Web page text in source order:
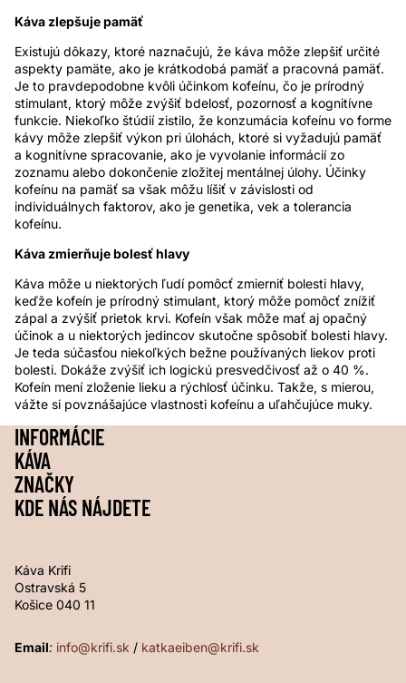
Káva zlepšuje pamäť
Existujú dôkazy, ktoré naznačujú, že káva môže zlepšiť určité
aspekty pamäte, ako je krátkodobá pamäť a pracovná pamäť.
Je to pravdepodobne kvôli účinkom kofeínu, čo je prírodný
stimulant, ktorý môže zvýšiť bdelosť, pozornosť a kognitívne
funkcie. Niekoľko štúdií zistilo, že konzumácia kofeínu vo forme
kávy môže zlepšiť výkon pri úlohách, ktoré si vyžadujú pamäť
a kognitívne spracovanie, ako je vyvolanie informácií zo
zoznamu alebo dokončenie zložitej mentálnej úlohy. Účinky
kofeínu na pamäť sa však môžu líšiť v závislosti od
individuálnych faktorov, ako je genetika, vek a tolerancia
kofeínu.
Káva zmierňuje bolesť hlavy
Káva môže u niektorých ľudí pomôcť zmierniť bolesti hlavy,
keďže kofeín je prírodný stimulant, ktorý môže pomôcť znížiť
zápal a zvýšiť prietok krvi. Kofeín však môže mať aj opačný
účinok a u niektorých jedincov skutočne spôsobiť bolesti hlavy.
Je teda súčasťou niekoľkých bežne používaných liekov proti
bolesti. Dokáže zvýšiť ich logickú presvedčivosť až o 40 %.
Kofeín mení zloženie lieku a rýchlosť účinku. Takže, s mierou,
vážte si povznášajúce vlastnosti kofeínu a uľahčujúce muky.
INFORMÁCIE
KÁVA
ZNAČKY
KDE NÁS NÁJDETE
Káva Krifi
Ostravská 5
Košice 040 11
Email: info@krifi.sk / katkaeiben@krifi.sk